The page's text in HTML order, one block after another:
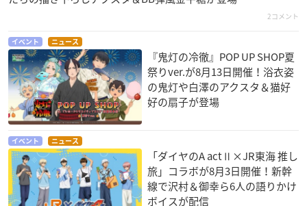
2コメント
イベント ニュース
『鬼灯の冷徹』POP UP SHOP夏
祭りver.が8月13日開催！浴衣姿
の鬼灯や白澤のアクスタ＆猫好
好の扇子が登場
イベント ニュース
「ダイヤのA actⅡ×JR東海 推し
旅」コラボが8月3日開催！新幹
線で沢村＆御幸ら6人の語りかけ
ボイスが配信